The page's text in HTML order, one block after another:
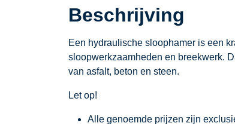
Beschrijving
Een hydraulische sloophamer is een
sloopwerkzaamheden en breekwerk.
van asfalt, beton en steen.
Let op!
Alle genoemde prijzen zijn